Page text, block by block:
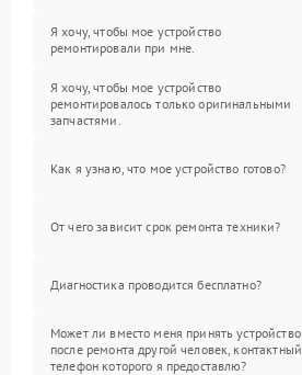
Я хочу, чтобы мое устройство
ремонтировали при мне.
Я хочу, чтобы мое устройство
ремонтировалось только оригинальными
запчастями.
Как я узнаю, что мое устройство готово?
От чего зависит срок ремонта техники?
Диагностика проводится бесплатно?
Может ли вместо меня принять устройство
после ремонта другой человек, контактный
телефон которого я предоставлю?